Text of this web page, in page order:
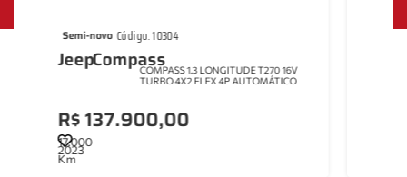
Semi-novo Código: 7736
JeepCompassCOMPASS 2.0 16V DIESEL LONGITUDE
4X4 AUTOMÁTICO
R$ 105.900,00
2019
97.000
Km